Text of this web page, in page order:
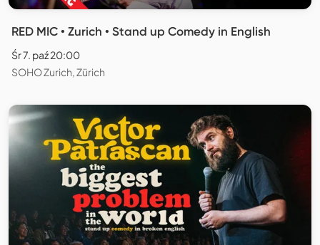
RED MIC • Zurich • Stand up Comedy in English
Śr 7. paź 20:00
SOHO Zurich, Zürich